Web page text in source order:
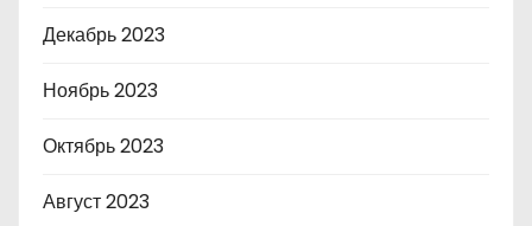
Декабрь 2023
Ноябрь 2023
Октябрь 2023
Август 2023